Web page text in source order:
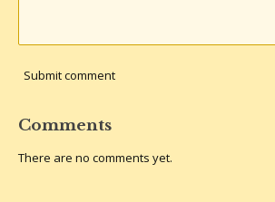
Submit comment
Comments
There are no comments yet.